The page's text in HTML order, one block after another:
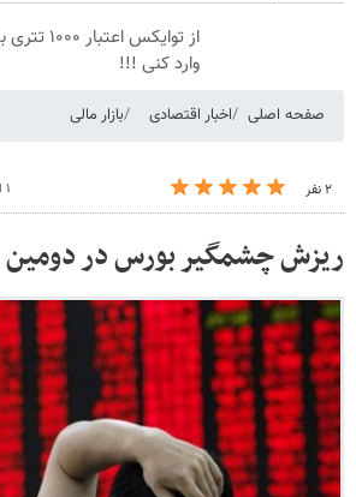
از توایکس
وارد کنی !!!
صفحه اصلی اخبار اقتصادی بازار مالی
۲ نفر ۱ اسفند ۱۴۰۰ - ۱۴:۲۰
ریزش چشمگیر بورس در دومین